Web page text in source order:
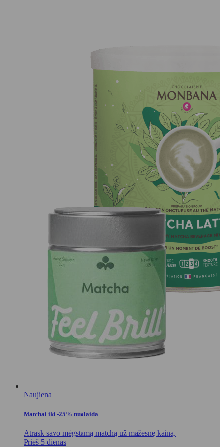
Naujiena
Matchai iki -25% nuolaida
Atrask savo mėgstamą matchą už mažesnę kainą.
Prieš 5 dienas